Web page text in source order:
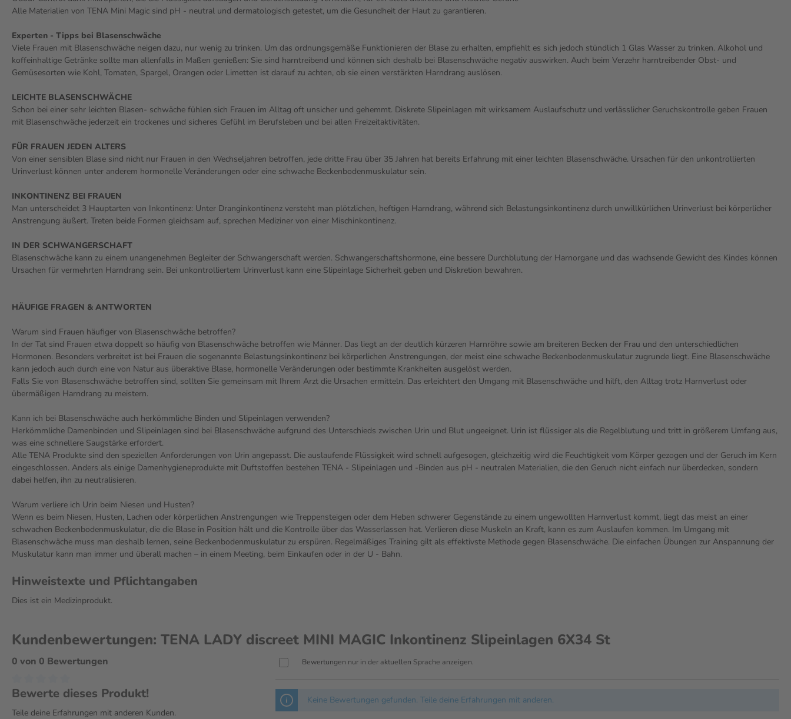
Alle Materialien von TENA Mini Magic sind pH - neutral und dermatologisch getestet, um die Gesundheit der Haut zu garantieren.
Experten - Tipps bei Blasenschwäche
Viele Frauen mit Blasenschwäche neigen dazu, nur wenig zu trinken. Um das ordnungsgemäße Funktionieren der Blase zu erhalten, empfiehlt es sich jedoch stündlich 1 Glas Wasser zu trinken. Alkohol und
koffeinhaltige Getränke sollte man allenfalls in Maßen genießen: Sie sind harntreibend und können sich deshalb bei Blasenschwäche negativ auswirken. Auch beim Verzehr harntreibender Obst- und
Gemüsesorten wie Kohl, Tomaten, Spargel, Orangen oder Limetten ist darauf zu achten, ob sie einen verstärkten Harndrang auslösen.
LEICHTE BLASENSCHWÄCHE
Schon bei einer sehr leichten Blasen- schwäche fühlen sich Frauen im Alltag oft unsicher und gehemmt. Diskrete Slipeinlagen mit wirksamem Auslaufschutz und verlässlicher Geruchskontrolle geben Frauen
mit Blasenschwäche jederzeit ein trockenes und sicheres Gefühl im Berufsleben und bei allen Freizeitaktivitäten.
FÜR FRAUEN JEDEN ALTERS
Von einer sensiblen Blase sind nicht nur Frauen in den Wechseljahren betroffen, jede dritte Frau über 35 Jahren hat bereits Erfahrung mit einer leichten Blasenschwäche. Ursachen für den unkontrollierten
Urinverlust können unter anderem hormonelle Veränderungen oder eine schwache Beckenbodenmuskulatur sein.
INKONTINENZ BEI FRAUEN
Man unterscheidet 3 Hauptarten von Inkontinenz: Unter Dranginkontinenz versteht man plötzlichen, heftigen Harndrang, während sich Belastungsinkontinenz durch unwillkürlichen Urinverlust bei körperlicher
Anstrengung äußert. Treten beide Formen gleichsam auf, sprechen Mediziner von einer Mischinkontinenz.
IN DER SCHWANGERSCHAFT
Blasenschwäche kann zu einem unangenehmen Begleiter der Schwangerschaft werden. Schwangerschaftshormone, eine bessere Durchblutung der Harnorgane und das wachsende Gewicht des Kindes können
Ursachen für vermehrten Harndrang sein. Bei unkontrolliertem Urinverlust kann eine Slipeinlage Sicherheit geben und Diskretion bewahren.
HÄUFIGE FRAGEN & ANTWORTEN
Warum sind Frauen häufiger von Blasenschwäche betroffen?
In der Tat sind Frauen etwa doppelt so häufig von Blasenschwäche betroffen wie Männer. Das liegt an der deutlich kürzeren Harnröhre sowie am breiteren Becken der Frau und den unterschiedlichen
Hormonen. Besonders verbreitet ist bei Frauen die sogenannte Belastungsinkontinenz bei körperlichen Anstrengungen, der meist eine schwache Beckenbodenmuskulatur zugrunde liegt. Eine Blasenschwäche
kann jedoch auch durch eine von Natur aus überaktive Blase, hormonelle Veränderungen oder bestimmte Krankheiten ausgelöst werden.
Falls Sie von Blasenschwäche betroffen sind, sollten Sie gemeinsam mit Ihrem Arzt die Ursachen ermitteln. Das erleichtert den Umgang mit Blasenschwäche und hilft, den Alltag trotz Harnverlust oder
übermäßigen Harndrang zu meistern.
Kann ich bei Blasenschwäche auch herkömmliche Binden und Slipeinlagen verwenden?
Herkömmliche Damenbinden und Slipeinlagen sind bei Blasenschwäche aufgrund des Unterschieds zwischen Urin und Blut ungeeignet. Urin ist flüssiger als die Regelblutung und tritt in größerem Umfang aus,
was eine schnellere Saugstärke erfordert.
Alle TENA Produkte sind den speziellen Anforderungen von Urin angepasst. Die auslaufende Flüssigkeit wird schnell aufgesogen, gleichzeitig wird die Feuchtigkeit vom Körper gezogen und der Geruch im Kern
eingeschlossen. Anders als einige Damenhygieneprodukte mit Duftstoffen bestehen TENA - Slipeinlagen und -Binden aus pH - neutralen Materialien, die den Geruch nicht einfach nur überdecken, sondern
dabei helfen, ihn zu neutralisieren.
Warum verliere ich Urin beim Niesen und Husten?
Wenn es beim Niesen, Husten, Lachen oder körperlichen Anstrengungen wie Treppensteigen oder dem Heben schwerer Gegenstände zu einem ungewollten Harnverlust kommt, liegt das meist an einer
schwachen Beckenbodenmuskulatur, die die Blase in Position hält und die Kontrolle über das Wasserlassen hat. Verlieren diese Muskeln an Kraft, kann es zum Auslaufen kommen. Im Umgang mit
Blasenschwäche muss man deshalb lernen, seine Beckenbodenmuskulatur zu erspüren. Regelmäßiges Training gilt als effektivste Methode gegen Blasenschwäche. Die einfachen Übungen zur Anspannung der
Muskulatur kann man immer und überall machen – in einem Meeting, beim Einkaufen oder in der U - Bahn.
Hinweistexte und Pflichtangaben
Dies ist ein Medizinprodukt.
Kundenbewertungen: TENA LADY discreet MINI MAGIC Inkontinenz Slipeinlagen 6X34 St
0 von 0 Bewertungen
Bewerte dieses Produkt!
Teile deine Erfahrungen mit anderen Kunden.
Bewertungen nur in der aktuellen Sprache anzeigen.
Keine Bewertungen gefunden. Teile deine Erfahrungen mit anderen.